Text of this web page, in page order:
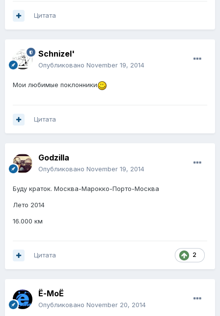
Цитата
Schnizel'
Опубликовано November 19, 2014
Мои любимые поклонники
Цитата
Godzilla
Опубликовано November 19, 2014
Буду краток. Москва-Марокко-Порто-Москва
Лето 2014
16.000 км
2
Цитата
Ё-МоЁ
Опубликовано November 20, 2014